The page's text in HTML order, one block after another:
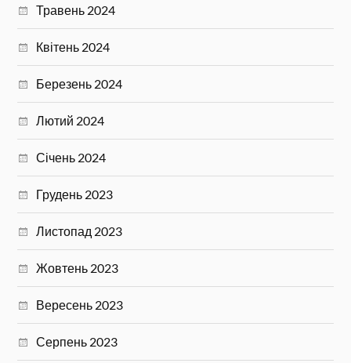
Травень 2024
Квітень 2024
Березень 2024
Лютий 2024
Січень 2024
Грудень 2023
Листопад 2023
Жовтень 2023
Вересень 2023
Серпень 2023